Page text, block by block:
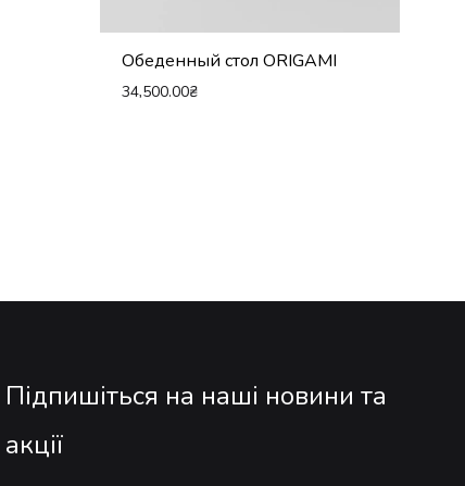
Обеденный стол ORIGAMI
34,500.00₴
Підпишіться на наші новини та
акції